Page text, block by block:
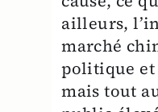
ailleurs,
marché
politique et
mais tout